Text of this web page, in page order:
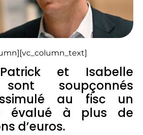
Patrick et Isabelle
soupçonnés
au fisc un
évalué à plus de
d’euros.